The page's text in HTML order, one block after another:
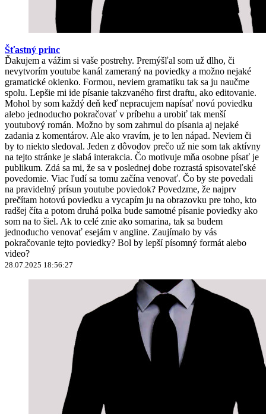
Šťastný princ
Ďakujem a vážim si vaše postrehy. Premýšľal som už dlho, či
nevytvorím youtube kanál zameraný na poviedky a možno nejaké
gramatické okienko. Formou, neviem gramatiku tak sa ju naučme
spolu. Lepšie mi ide písanie takzvaného first draftu, ako editovanie.
Mohol by som každý deň keď nepracujem napísať novú poviedku
alebo jednoducho pokračovať v príbehu a urobiť tak menší
youtubový román. Možno by som zahrnul do písania aj nejaké
zadania z komentárov. Ale ako vravím, je to len nápad. Neviem či
by to niekto sledoval. Jeden z dôvodov prečo už nie som tak aktívny
na tejto stránke je slabá interakcia. Čo motivuje mňa osobne písať je
publikum. Zdá sa mi, že sa v poslednej dobe rozrastá spisovateľské
povedomie. Viac ľudí sa tomu začína venovať. Čo by ste povedali
na pravidelný prísun youtube poviedok? Povedzme, že najprv
prečítam hotovú poviedku a vycapím ju na obrazovku pre toho, kto
radšej číta a potom druhá polka bude samotné písanie poviedky ako
som na to šiel. Ak to celé znie ako somarina, tak sa budem
jednoducho venovať esejám v angline. Zaujímalo by vás
pokračovanie tejto poviedky? Bol by lepší písomný formát alebo
video?
28.07.2025 18:56:27